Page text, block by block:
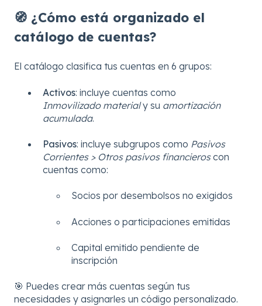
🧭 ¿Cómo está organizado el
catálogo de cuentas?
El catálogo clasifica tus cuentas en 6 grupos:
Activos: incluye cuentas como
Inmovilizado materialy su amortización
acumulada.
Pasivos: incluye subgrupos como Pasivos
Corrientes > Otros pasivos financieroscon
cuentas como:
Socios por desembolsos no exigidos
Acciones o participaciones emitidas
Capital emitido pendiente de
inscripción
🎯 Puedes crear más cuentas según tus
necesidades y asignarles un código personalizado.